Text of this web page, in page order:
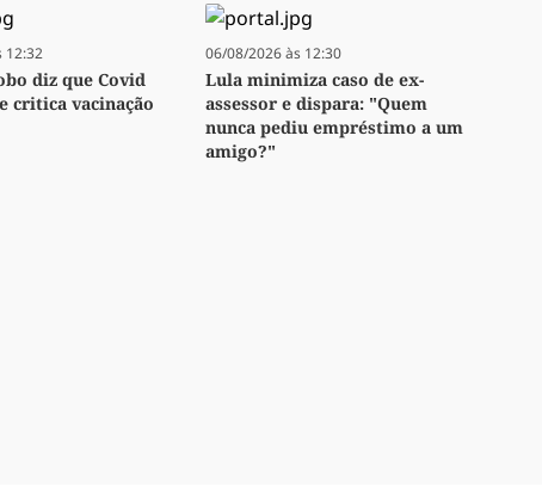
12:32
diz que Covid
critica vacinação
06/08/2026 às 12:30
Lula minimiza caso de ex-
assessor e dispara: "Quem
nunca pediu empréstimo a um
amigo?"